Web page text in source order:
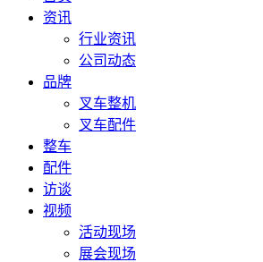
资讯
行业资讯
公司动态
品牌
叉车整机
叉车配件
整车
配件
访谈
视频
活动现场
展会现场